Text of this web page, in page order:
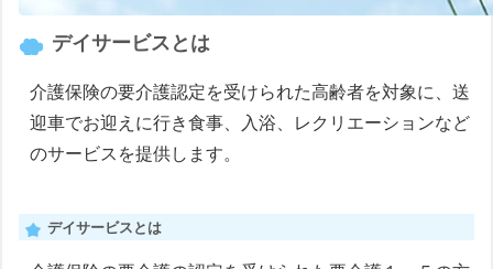
デイサービスとは
介護保険の要介護認定を受けられた高齢者を対象に、送
迎車でお迎えに行き食事、入浴、レクリエーションなど
のサービスを提供します。
デイサービスとは